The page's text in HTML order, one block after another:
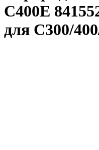
C400E
для C300/